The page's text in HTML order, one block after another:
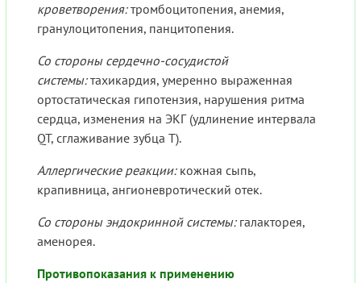
кроветворения:тромбоцитопения, анемия,
гранулоцитопения, панцитопения.
Со стороны сердечно-сосудистой
системы:тахикардия, умеренно выраженная
ортостатическая гипотензия, нарушения ритма
сердца, изменения на ЭКГ (удлинение интервала
QT, сглаживание зубца T).
Аллергические реакции:кожная сыпь,
крапивница, ангионевротический отек.
Со стороны эндокринной системы:галакторея,
аменорея.
Противопоказания к применению